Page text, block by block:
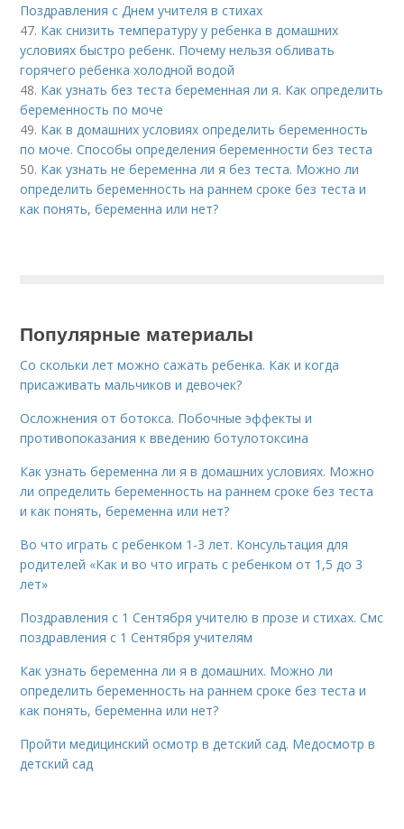
Поздравления с Днем учителя в стихах
47. Как снизить температуру у ребенка в домашних
условиях быстро ребенк. Почему нельзя обливать
горячего ребенка холодной водой
48. Как узнать без теста беременная ли я. Как определить
беременность по моче
49. Как в домашних условиях определить беременность
по моче. Способы определения беременности без теста
50. Как узнать не беременна ли я без теста. Можно ли
определить беременность на раннем сроке без теста и
как понять, беременна или нет?
Популярные материалы
Со скольки лет можно сажать ребенка. Как и когда
присаживать мальчиков и девочек?
Осложнения от ботокса. Побочные эффекты и
противопоказания к введению ботулотоксина
Как узнать беременна ли я в домашних условиях. Можно
ли определить беременность на раннем сроке без теста
и как понять, беременна или нет?
Во что играть с ребенком 1-3 лет. Консультация для
родителей «Как и во что играть с ребенком от 1,5 до 3
лет»
Поздравления с 1 Сентября учителю в прозе и стихах. Смс
поздравления с 1 Сентября учителям
Как узнать беременна ли я в домашних. Можно ли
определить беременность на раннем сроке без теста и
как понять, беременна или нет?
Пройти медицинский осмотр в детский сад. Медосмотр в
детский сад